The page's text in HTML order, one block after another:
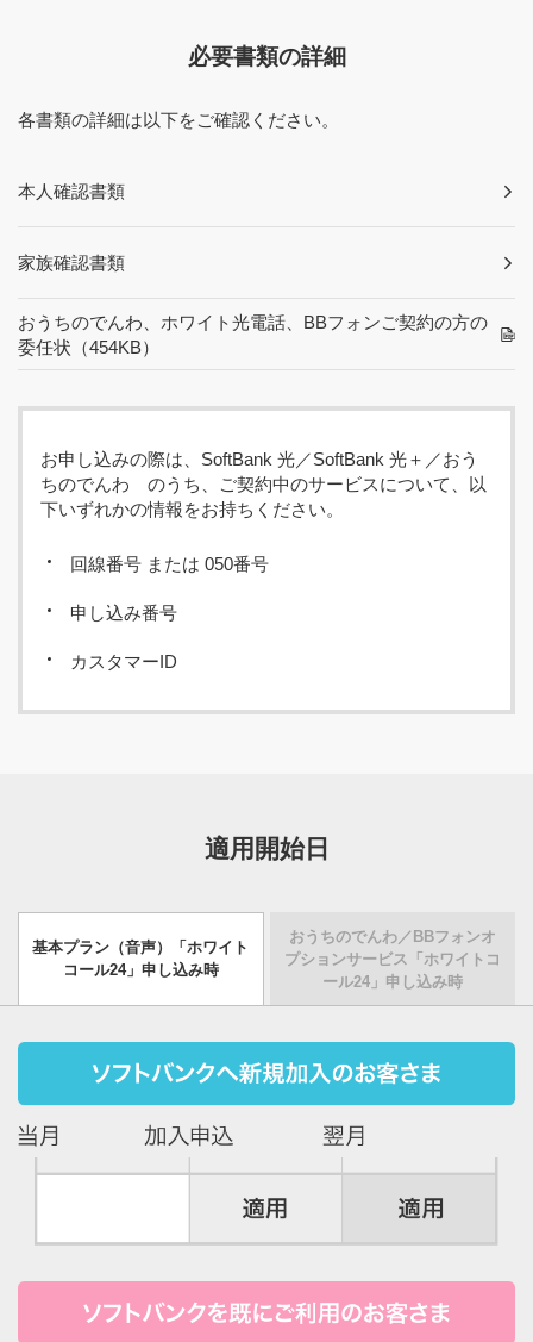
おうちのでんわ、ホワイト光電話、BBフォンご契約の方
の委任状
家族確認書類
必要書類の詳細
各書類の詳細は以下をご確認ください。
本人確認書類
家族確認書類
おうちのでんわ、ホワイト光電話、BBフォンご契約の方の
委任状 （454KB）
お申し込みの際は、SoftBank 光／SoftBank 光＋／おう
ちのでんわ のうち、ご契約中のサービスについて、以
下いずれかの情報をお持ちください。
回線番号 または 050番号
申し込み番号
カスタマーID
適用開始日
基本プラン（音声）「ホワイト
コール24」申し込み時
おうちのでんわ／BBフォンオ
プションサービス「ホワイトコ
ール24」申し込み時